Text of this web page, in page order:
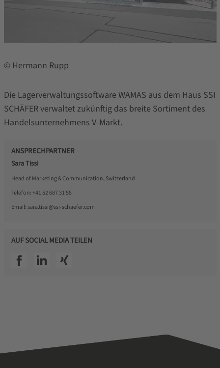
© Hermann Rupp
Die Lagerverwaltungssoftware WAMAS aus dem Haus SSI
SCHÄFER verwaltet zukünftig das breite Sortiment des
Handelsunternehmens V-Markt.
ANSPRECHPARTNER
Sara Tissi
Head of Marketing & Communication, Switzerland
Telefon: +41 52 687 31 58
Email: sara.tissi@ssi-schaefer.com
AUF SOCIAL MEDIA TEILEN
SSI facebook
SSI linkedin
SSI xing